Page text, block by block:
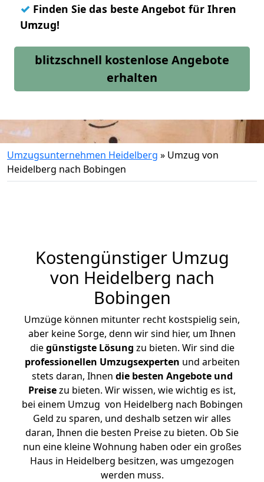
✓ Finden Sie das beste Angebot für Ihren
Umzug!
blitzschnell kostenlose Angebote
erhalten
Umzugsunternehmen Heidelberg » Umzug von
Heidelberg nach Bobingen
Kostengünstiger Umzug
von Heidelberg nach
Bobingen
Umzüge können mitunter recht kostspielig sein,
aber keine Sorge, denn wir sind hier, um Ihnen
diegünstigste Lösung zu bieten. Wir sind die
professionellen Umzugsexperten und arbeiten
stets daran, Ihnen die besten Angebote und
Preisezu bieten. Wir wissen, wie wichtig es ist,
bei einem Umzug von Heidelberg nach Bobingen
Geld zu sparen, und deshalb setzen wir alles
daran, Ihnen die besten Preise zu bieten. Ob Sie
nun eine kleine Wohnung haben oder ein großes
Haus in Heidelberg besitzen, was umgezogen
werden muss.